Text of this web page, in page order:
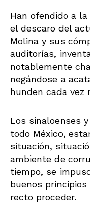
Han ofendido a
el descaro del
Molina y sus
auditorías,
notablemente
negándose a
hunden cada vez
Los sinaloenses
todo México,
situación,
ambiente de
tiempo, se
buenos
recto proceder.